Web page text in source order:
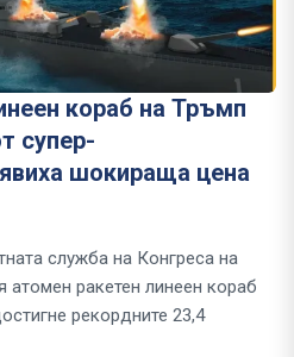
кораб на Тръмп
супер-
шокираща цена
служба на Конгреса на
ракетен линеен кораб
рекордните 23,4